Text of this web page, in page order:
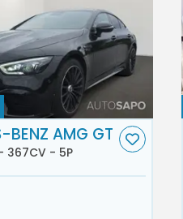
BENZ AMG GT
367CV - 5P